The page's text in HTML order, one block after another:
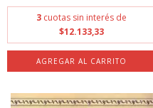
3 cuotas sin interés de
$12.133,33